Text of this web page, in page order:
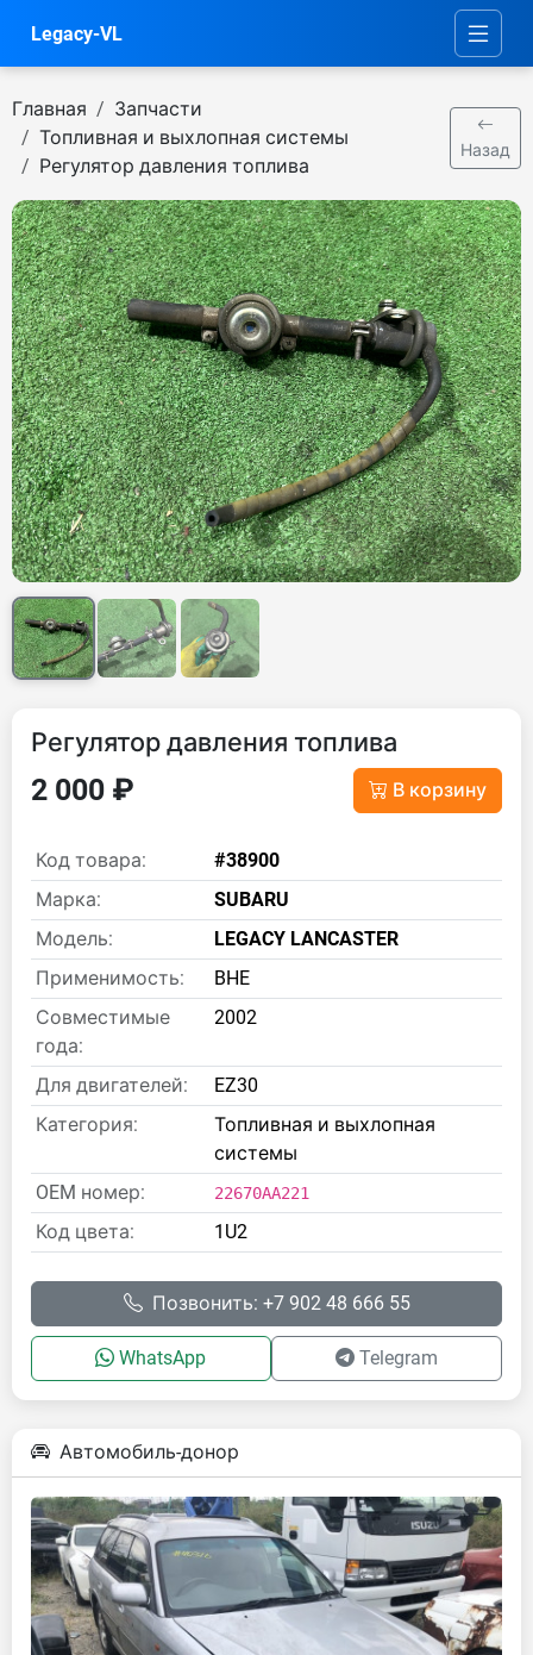
Legacy-VL
Главная
Запчасти
Топливная и выхлопная системы
Регулятор давления топлива
Назад
Регулятор давления топлива
2 000 ₽ В корзину
Код товара:
#38900
Марка:
SUBARU
Модель:
LEGACY LANCASTER
Применимость:
BHE
Совместимые
года:
2002
Для двигателей:
EZ30
Категория:
Топливная и выхлопная
системы
OEM номер:
22670AA221
Код цвета: 1U2
Позвонить: +7 902 48 666 55
WhatsApp Telegram
Автомобиль-донор